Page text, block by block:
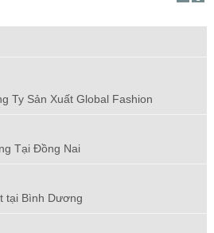
Ty Sản Xuất Global Fashion
Tại Đồng Nai
tại Bình Dương